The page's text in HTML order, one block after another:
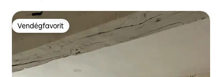
Vendégfavorit
Vendégfavorit